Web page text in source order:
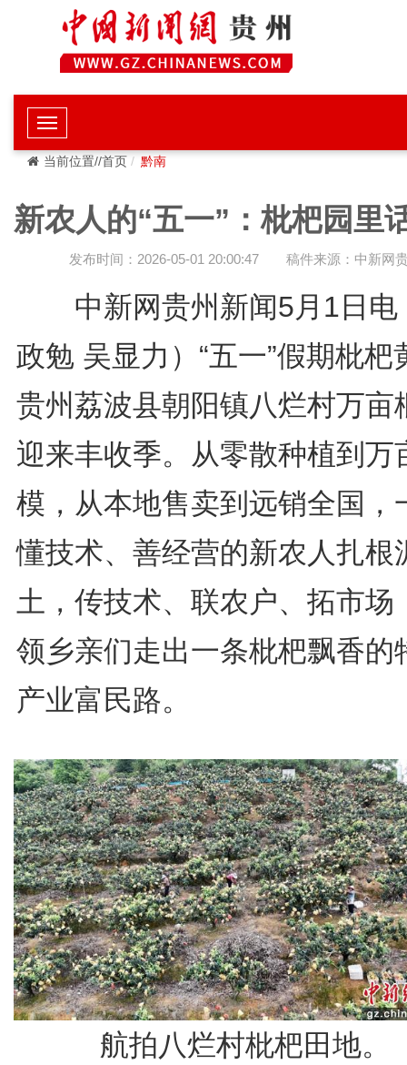
当前位置//首页 黔南
新农人的“五一”：枇杷园里
发布时间：2026-05-01 20:00:47 稿件来源：中新网
中新网贵州新闻5月1日电
政勉 吴显力）“五一”假期枇杷
贵州荔波县朝阳镇八烂村万亩
迎来丰收季。从零散种植到万
模，从本地售卖到远销全国，
懂技术、善经营的新农人扎根
土，传技术、联农户、拓市场
领乡亲们走出一条枇杷飘香的
产业富民路。
航拍八烂村枇杷田地。